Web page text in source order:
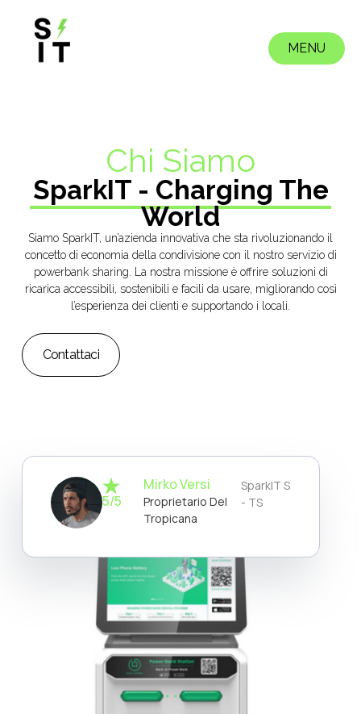
content
MENU
Chi Siamo
SparkIT - Charging The
World
Siamo SparkIT, un’azienda innovativa che sta rivoluzionando il
concetto di economia della condivisione con il nostro servizio di
powerbank sharing . La nostra missione è offrire soluzioni di
ricarica accessibili, sostenibili e facili da usare, migliorando così
l’esperienza dei clienti e supportando i locali.
Contattaci
5/5
Mirko Versi
Proprietario Del
Tropicana
SparkIT S
- TS